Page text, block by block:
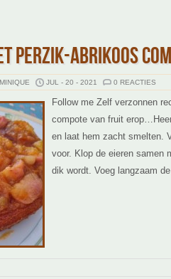
PERZIK-ABRIKOOS
JUL - 20 - 2021 0 REACTIES
Follow me Zelf verzonnen
compote van fruit
en laat hem zacht smelten.
voor. Klop de eieren samen
dik wordt. Voeg langzaam